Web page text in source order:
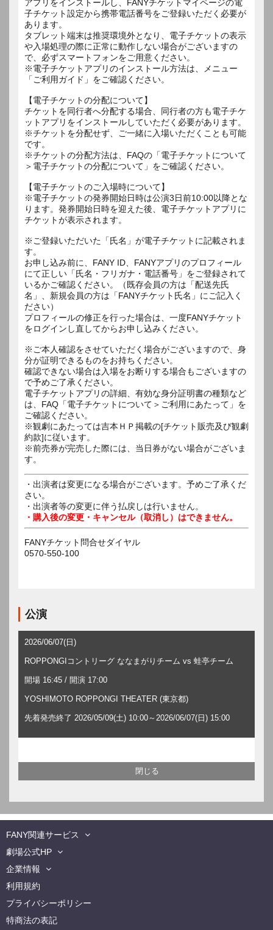
アプリをインストールし、FANYチケットマイページの電
子チケット設定から携帯電話番号をご登録いただく必要が
あります。
タブレット端末は推奨環境外となり、電子チケットの表示
や入場処理の際に正常に動作しない場合がございますの
で、必ずスマートフォンをご用意ください。
※電子チケットアプリのインストール方法は、メニュー
「ご利用ガイド」をご確認ください。
【電子チケットの分配について】
チケットを同行者へ分配する場合、同行者の方も電子チケ
ットアプリをインストールしていただく必要があります。
※チケットを分配せず、ご一緒に入場いただくことも可能
です。
※チケットの分配方法は、FAQの「電子チケットについて
＞電子チケットの分配について」をご確認ください。
【電子チケットのご入場時について】
※電子チケットの発券開始日時は公演3日前10:00以降とな
ります。発券開始日時を迎えた後、電子チケットアプリに
チケットが表示されます。
※ご登録いただいた「氏名」が電子チケットに記載されま
す。
お申し込み前に、FANY ID、FANYアプリのプロフィール
にて正しい「氏名・フリガナ・電話番号」をご登録されて
いるかご確認ください。（既存会員の方は「配送先氏
名」、新規会員の方は「FANYチケット氏名」にご記入く
ださい）
プロフィールの修正を行った場合は、一度FANYチケット
をログインし直してからお申し込みください。
※ご本人確認をさせていただく場合がございますので、身
分が証明できるものをお持ちください。
確認できない場合は入場をお断りする場合もございますの
で予めご了承ください。
電子チケットアプリの詳細、有効な身分証明書の種類など
は、FAQ「電子チケットについて＞ご利用にあたって」を
ご確認ください。
※観劇にあたっては吉本ＨＰ掲載の[チケット販売及び観劇
約款]に従います。
※前売券が完売した際には、当日券がない場合がございま
す。
・出演者は変更になる場合がございます。予めご了承くだ
さい。
・出演者等の変更に伴う払戻しは行いません。
・購入後の変更・キャンセル（取消し）はできません。
FANYチケット問合せダイヤル
0570-550-100
公演
2026/06/07(日)
ROPPONGIコントリーグ ななまがりチーム vs 蛙亭チーム
開場 16:45 / 開演 17:00
YOSHIMOTO ROPPONGI THEATER (東京都)
先着発売終了 2026/05/09(土) 10:00～2026/06/07(日) 15:00
FANY関連サービス
劇場公式HP
企業情報
利用規約
プライバシーポリシー
特商法の表記